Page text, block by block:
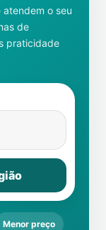
o seu
de
praticidade
Menor preço